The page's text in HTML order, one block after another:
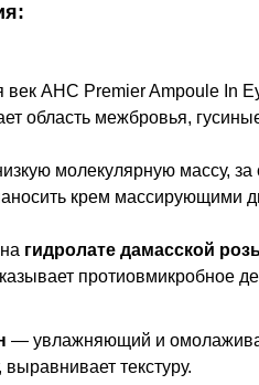
AHC Premier Ampoule In
область межбровья,
молекулярную массу,
крем массирующими
гидролате дамасской
протиовмикробное
— увлажняющий и
выравнивает текстуру.